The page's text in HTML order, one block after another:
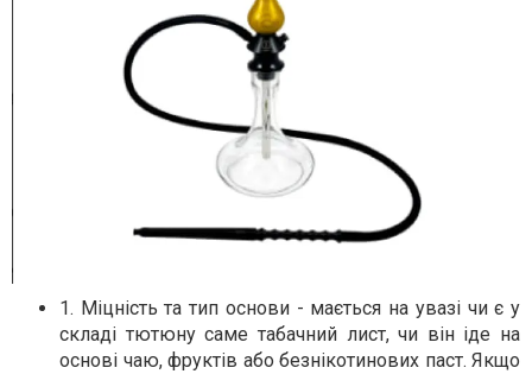
1. Міцність та тип основи - мається на увазі чи є у
складі тютюну саме табачний лист, чи він іде на
основі чаю, фруктів або безнікотинових паст. Якщо